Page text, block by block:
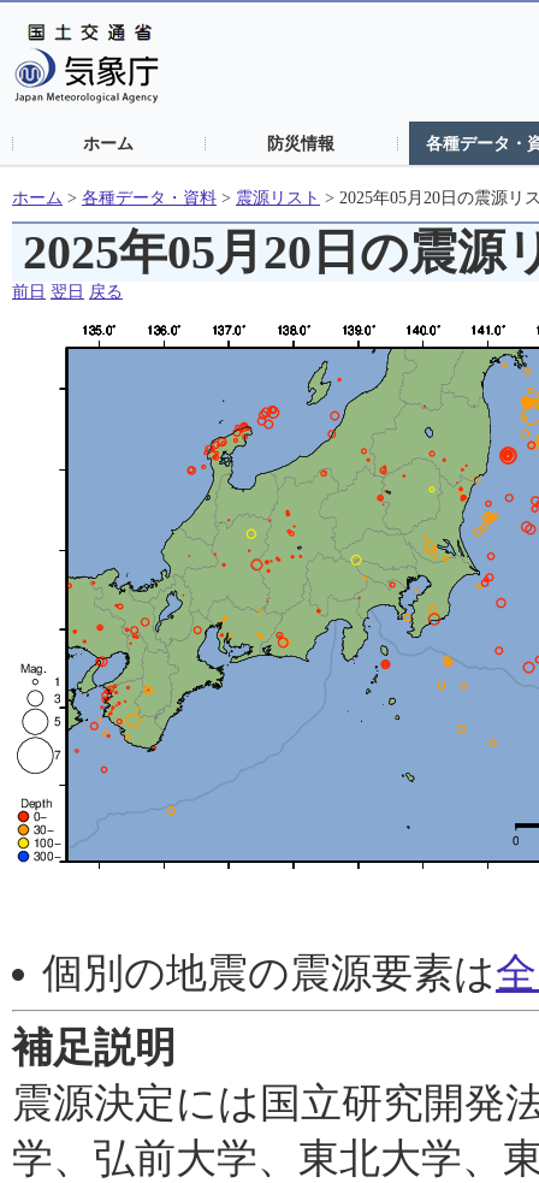
ホーム 防災情報 各種データ・
ホーム > 各種データ・資料 > 震源リスト > 2025年05月20日の震源リ
2025年05月20日の震源
前日 翌日 戻る
個別の地震の震源要素は
補足説明
震源決定には国立研究開発
学、弘前大学、東北大学、